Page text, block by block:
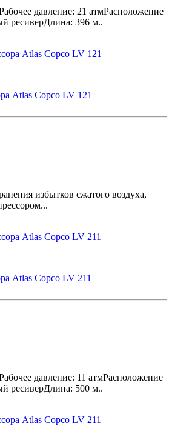
давление: 21 атмРасположение
ресиверДлина: 396 м..
Atlas Copco LV 121
избытков сжатого воздуха,
Atlas Copco LV 211
давление: 11 атмРасположение
ресиверДлина: 500 м..